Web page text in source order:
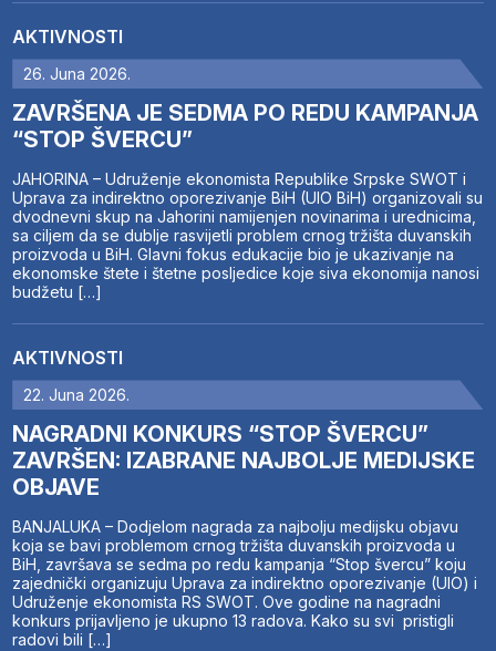
AKTIVNOSTI
26. Juna 2026.
ZAVRŠENA JE SEDMA PO REDU KAMPANJA
“STOP ŠVERCU”
JAHORINA – Udruženje ekonomista Republike Srpske SWOT i
Uprava za indirektno oporezivanje BiH (UIO BiH) organizovali su
dvodnevni skup na Jahorini namijenjen novinarima i urednicima,
sa ciljem da se dublje rasvijetli problem crnog tržišta duvanskih
proizvoda u BiH. Glavni fokus edukacije bio je ukazivanje na
ekonomske štete i štetne posljedice koje siva ekonomija nanosi
budžetu […]
AKTIVNOSTI
22. Juna 2026.
NAGRADNI KONKURS “STOP ŠVERCU”
ZAVRŠEN: IZABRANE NAJBOLJE MEDIJSKE
OBJAVE
BANJALUKA – Dodjelom nagrada za najbolju medijsku objavu
koja se bavi problemom crnog tržišta duvanskih proizvoda u
BiH, završava se sedma po redu kampanja “Stop švercu” koju
zajednički organizuju Uprava za indirektno oporezivanje (UIO) i
Udruženje ekonomista RS SWOT. Ove godine na nagradni
konkurs prijavljeno je ukupno 13 radova. Kako su svi pristigli
radovi bili […]